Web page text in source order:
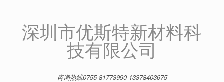
深圳市优斯特新材料科
技有限公司
咨询热线0755-81773990 13378403675